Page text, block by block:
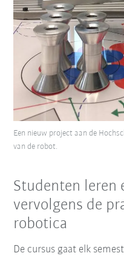
Een nieuw project aan de
van de robot.
Studenten leren
vervolgens de
robotica
De cursus gaat elk